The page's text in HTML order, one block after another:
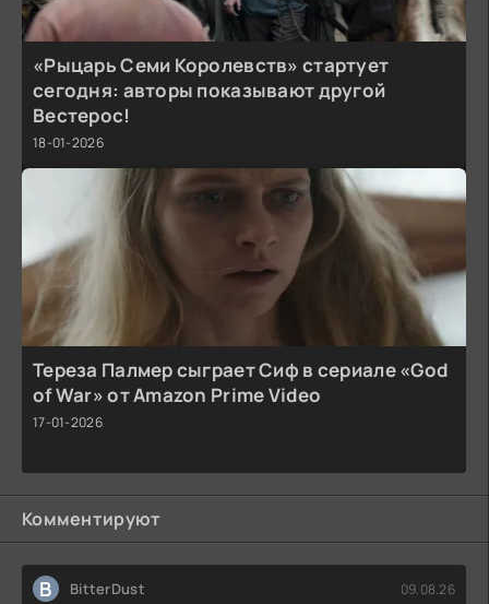
«Рыцарь Семи Королевств» стартует
сегодня: авторы показывают другой
Вестерос!
18-01-2026
Тереза Палмер сыграет Сиф в сериале «God
of War» от Amazon Prime Video
17-01-2026
Комментируют
B BitterDust 09.08.26